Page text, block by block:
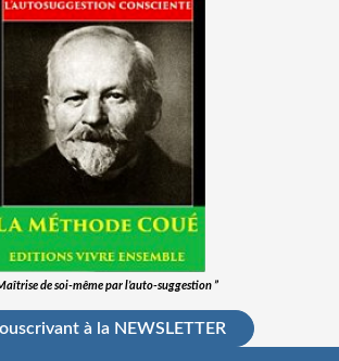
de soi-même par l’auto-suggestion ”
à la NEWSLETTER